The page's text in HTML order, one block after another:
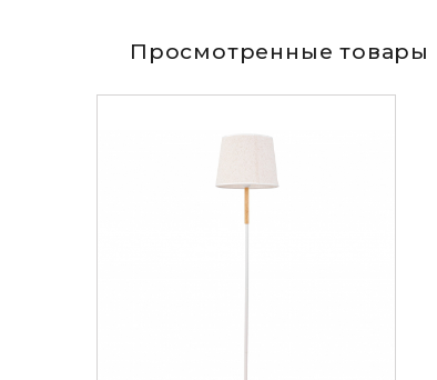
Просмотренные товары